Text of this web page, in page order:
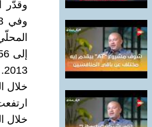
خلال
خلال الفترة